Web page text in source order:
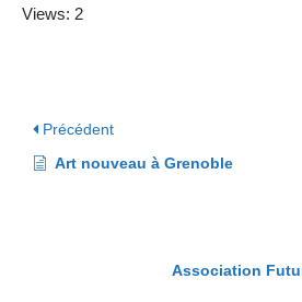
Views: 2
Précédent
Art nouveau à Grenoble
Association